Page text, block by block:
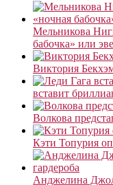
Мельникова
бабочка» или
Виктория
вставит
Волкова
Кэти Топурия
Анджелина